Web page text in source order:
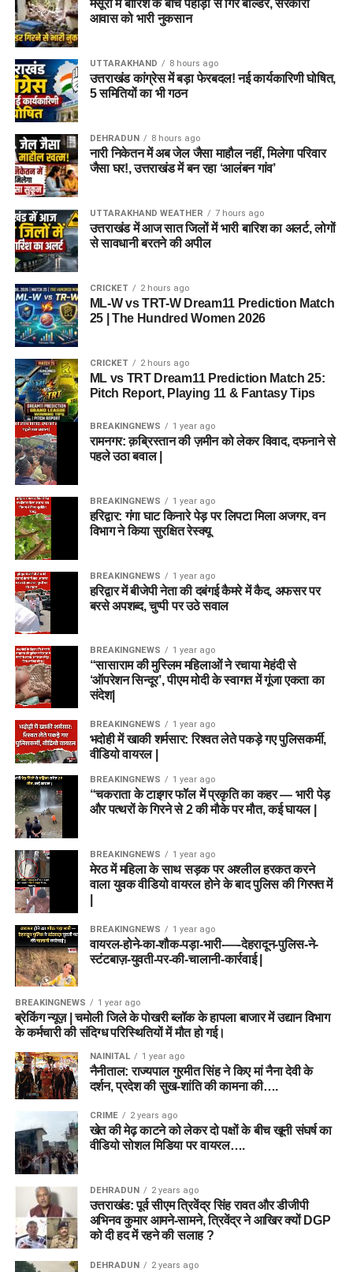
मसूरी में बारिश के बीच पहाड़ी से गिरे बोल्डर, सरकारी
आवास को भारी नुकसान
UTTARAKHAND 8 hours ago
उत्तराखंड कांग्रेस में बड़ा फेरबदल! नई कार्यकारिणी घोषित,
5 समितियों का भी गठन
DEHRADUN 8 hours ago
नारी निकेतन में अब जेल जैसा माहौल नहीं, मिलेगा परिवार
जैसा घर!, उत्तराखंड में बन रहा ‘आलंबन गांव’
UTTARAKHAND WEATHER 7 hours ago
उत्तराखंड में आज सात जिलों में भारी बारिश का अलर्ट, लोगों
से सावधानी बरतने की अपील
CRICKET 2 hours ago
ML-W vs TRT-W Dream11 Prediction Match
25 | The Hundred Women 2026
CRICKET 2 hours ago
ML vs TRT Dream11 Prediction Match 25:
Pitch Report, Playing 11 & Fantasy Tips
BREAKINGNEWS 1 year ago
रामनगर: क़ब्रिस्तान की ज़मीन को लेकर विवाद, दफनाने से
पहले उठा बवाल |
BREAKINGNEWS 1 year ago
हरिद्वार: गंगा घाट किनारे पेड़ पर लिपटा मिला अजगर, वन
विभाग ने किया सुरक्षित रेस्क्यू
BREAKINGNEWS 1 year ago
हरिद्वार में बीजेपी नेता की दबंगई कैमरे में कैद, अफसर पर
बरसे अपशब्द, चुप्पी पर उठे सवाल
BREAKINGNEWS 1 year ago
“सासाराम की मुस्लिम महिलाओं ने रचाया मेहंदी से
‘ऑपरेशन सिन्दूर’, पीएम मोदी के स्वागत में गूंजा एकता का
संदेश|
BREAKINGNEWS 1 year ago
भदोही में खाकी शर्मसार: रिश्वत लेते पकड़े गए पुलिसकर्मी,
वीडियो वायरल |
BREAKINGNEWS 1 year ago
“चकराता के टाइगर फॉल में प्रकृति का कहर — भारी पेड़
और पत्थरों के गिरने से 2 की मौके पर मौत, कई घायल |
BREAKINGNEWS 1 year ago
मेरठ में महिला के साथ सड़क पर अश्लील हरकत करने
वाला युवक वीडियो वायरल होने के बाद पुलिस की गिरफ्त में
BREAKINGNEWS 1 year ago
वायरल-होने-का-शौक-पड़ा-भारी-—-देहरादून-पुलिस-ने-
स्टंटबाज़-युवती-पर-की-चालानी-कार्रवाई |
BREAKINGNEWS 1 year ago
ब्रेकिंग न्यूज़ | चमोली जिले के पोखरी ब्लॉक के हापला बाजार में उद्यान विभाग
के कर्मचारी की संदिग्ध परिस्थितियों में मौत हो गई।
NAINITAL 1 year ago
नैनीताल: राज्यपाल गुरमीत सिंह ने किए मां नैना देवी के
दर्शन, प्रदेश की सुख-शांति की कामना की….
CRIME 2 years ago
खेत की मेढ़ काटने को लेकर दो पक्षों के बीच खूनी संघर्ष का
वीडियो सोशल मिडिया पर वायरल….
DEHRADUN 2 years ago
उत्तराखंड: पूर्व सीएम त्रिवेंद्र सिंह रावत और डीजीपी
अभिनव कुमार आमने-सामने, त्रिवेंद्र ने आखिर क्यों DGP
को दी हद में रहने की सलाह ?
DEHRADUN 2 years ago